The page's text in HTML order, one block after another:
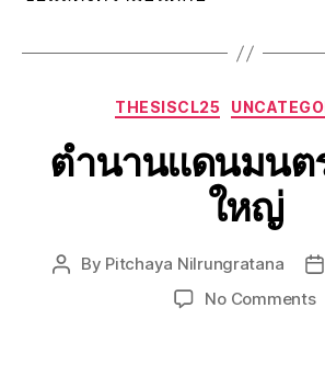
THESISCL25
ตำนานแดนมนต
ใหญ่
By Pitchaya Nilrungratana
No Comments